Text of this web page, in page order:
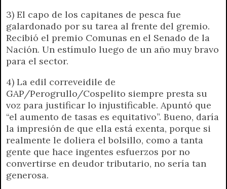
3) El capo de los capitanes de pesca fue
galardonado por su tarea al frente del gremio.
Recibió el premio Comunas en el Senado de la
Nación. Un estímulo luego de un año muy bravo
para el sector.
4) La edil correveidile de
GAP/Perogrullo/Cospelito siempre presta su
voz para justificar lo injustificable. Apuntó que
“el aumento de tasas es equitativo”. Bueno, daría
la impresión de que ella está exenta, porque si
realmente le doliera el bolsillo, como a tanta
gente que hace ingentes esfuerzos por no
convertirse en deudor tributario, no sería tan
generosa.